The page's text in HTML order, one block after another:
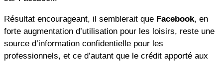
Résultat encourageant, il semblerait que Facebook, en
forte augmentation d’utilisation pour les loisirs, reste une
source d’information confidentielle pour les
professionnels, et ce d’autant que le crédit apporté aux